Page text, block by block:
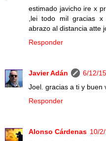
estimado javicho ire x
,lei todo mil gracias
abrazo al distancia atte
Responder
Javier Adán
6/12/15
Joel. gracias a ti y buen
Responder
Alonso Cárdenas 10/